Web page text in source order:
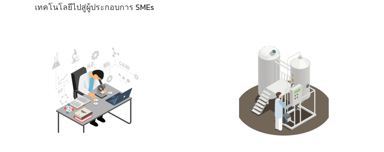
เทคโนโลยีไปสู่ผู้ประกอบการ SMEs